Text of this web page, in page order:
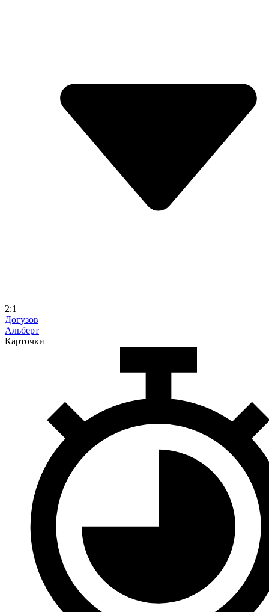
2:1
Догузов
Альберт
Карточки